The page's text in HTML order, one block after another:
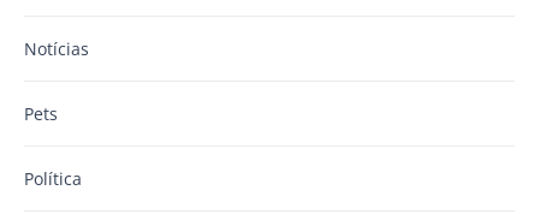
Notícias
Pets
Política